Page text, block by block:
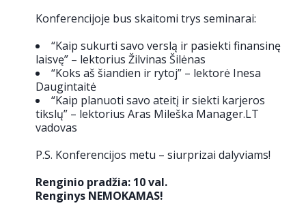
Konferencijoje bus skaitomi trys seminarai:
“Kaip sukurti savo verslą ir pasiekti finansinę
laisvę” – lektorius Žilvinas Šilėnas
“Koks aš šiandien ir rytoj” – lektorė Inesa
Daugintaitė
“Kaip planuoti savo ateitį ir siekti karjeros
tikslų” – lektorius Aras Mileška Manager.LT
vadovas
P.S. Konferencijos metu – siurprizai dalyviams!
Renginio pradžia: 10 val.
Renginys NEMOKAMAS!